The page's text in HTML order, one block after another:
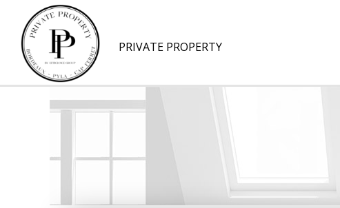
PRIVATE PROPERTY